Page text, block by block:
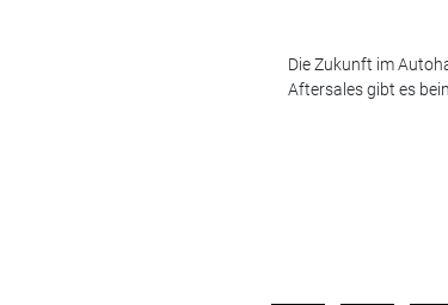
Die Zukunft im
Aftersales gibt es